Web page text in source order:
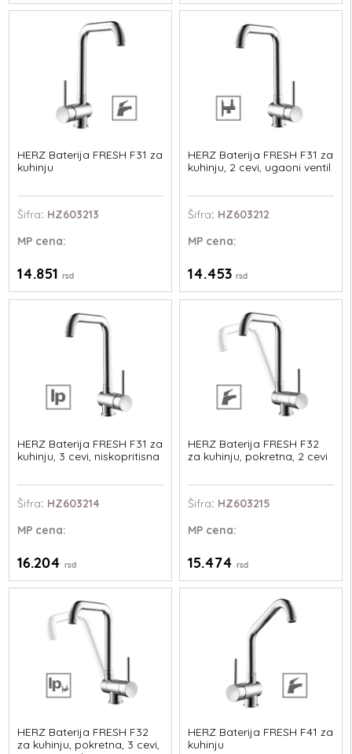
HERZ Baterija FRESH F31 za
kuhinju
Šifra: HZ603213
MP cena:
14.851rsd
HERZ Baterija FRESH F31 za
kuhinju, 2 cevi, ugaoni ventil
Šifra: HZ603212
MPcena:
14.453 rsd
HERZ Baterija FRESH F31 za
kuhinju, 3 cevi, niskopritisna
Šifra: HZ603214
MP cena:
16.204rsd
HERZ Baterija FRESH F32
za kuhinju, pokretna, 2 cevi
Šifra: HZ603215
MPcena:
15.474 rsd
HERZ Baterija FRESH F32
za kuhinju, pokretna, 3 cevi,
HERZ Baterija FRESH F41 za
kuhinju